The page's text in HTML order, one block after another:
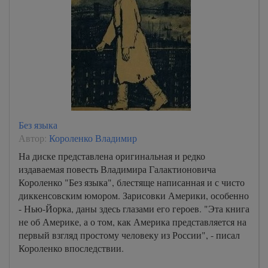
0022
0023
0024
0025
0026
0027
0028
Без языка
Автор: Короленко Владимир
На диске представлена оригинальная и редко
издаваемая повесть Владимира Галактионовича
Короленко "Без языка", блестяще написанная и с чисто
диккенсовским юмором. Зарисовки Америки, особенно
- Нью-Йорка, даны здесь глазами его героев. "Эта книга
не об Америке, а о том, как Америка представляется на
первый взгляд простому человеку из России", - писал
Короленко впоследствии.